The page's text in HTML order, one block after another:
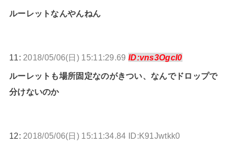
ルーレットなんやんねん
11: 2018/05/06(日) 15:11:29.69 ID:vns3OgcI0
ルーレットも場所固定なのがきつい、なんでドロップで
分けないのか
12: 2018/05/06(日) 15:11:34.84 ID:K91Jwtkk0